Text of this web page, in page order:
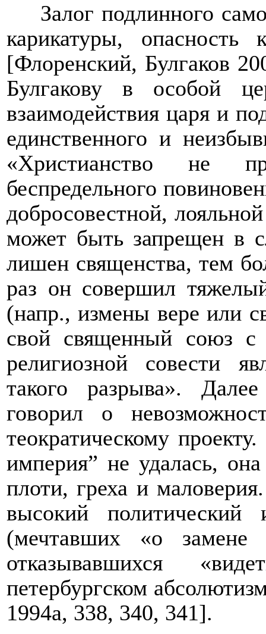
Залог подлинного
карикатуры,
[Флоренский, Булгаков
Булгакову в особой
взаимодействия царя и
единственного и
«Христианство не
беспредельного
добросовестной,
может быть запрещен в
лишен священства, тем
раз он совершил
(напр., измены вере или
свой священный союз
религиозной совести
такого разрыва».
говорил о
теократическому
империя” не удалась,
плоти, греха и
высокий политический
(мечтавших «о замене
отказывавшихся
петербургском
1994a, 338, 340, 341].